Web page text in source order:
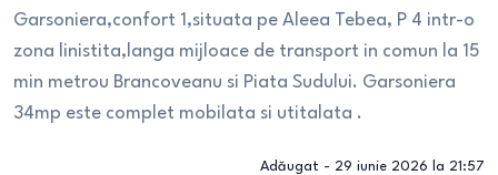
Garsoniera,confort 1,situata pe Aleea Tebea, P 4 intr-o
zona linistita,langa mijloace de transport in comun la 15
min metrou Brancoveanu si Piata Sudului. Garsoniera
34mp este complet mobilata si utitalata .
Adăugat - 29 iunie 2026 la 21:57